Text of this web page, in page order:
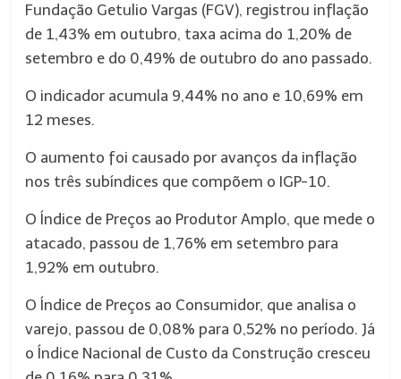
Fundação Getulio Vargas (FGV), registrou inflação
de 1,43% em outubro, taxa acima do 1,20% de
setembro e do 0,49% de outubro do ano passado.
O indicador acumula 9,44% no ano e 10,69% em
12 meses.
O aumento foi causado por avanços da inflação
nos três subíndices que compõem o IGP-10.
O Índice de Preços ao Produtor Amplo, que mede o
atacado, passou de 1,76% em setembro para
1,92% em outubro.
O Índice de Preços ao Consumidor, que analisa o
varejo, passou de 0,08% para 0,52% no período. Já
o Índice Nacional de Custo da Construção cresceu